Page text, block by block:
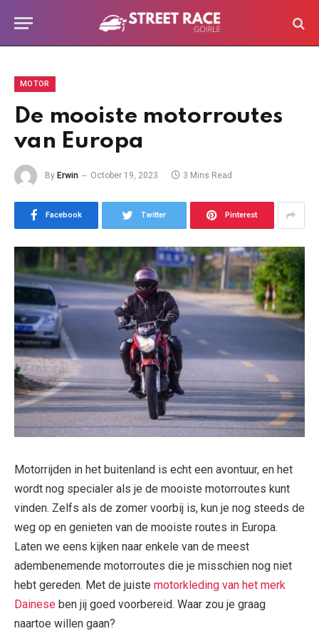
MOTOR
De mooiste motorroutes
van Europa
By Erwin October 19, 2023 3 Mins Read
Facebook Twitter Pinterest
Motorrijden in het buitenland is echt een avontuur, en het
wordt nog specialer als je de mooiste motorroutes kunt
vinden. Zelfs als de zomer voorbij is, kun je nog steeds de
weg op en genieten van de mooiste routes in Europa.
Laten we eens kijken naar enkele van de meest
adembenemende motorroutes die je misschien nog niet
hebt gereden. Met de juiste motorkleding van het merk
Dainese ben jij goed voorbereid. Waar zou je graag
naartoe willen gaan?